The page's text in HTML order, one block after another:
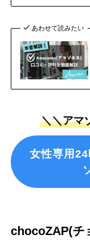
あわせて読みたい
＼＼アマ
女性専用
chocoZAP(チ